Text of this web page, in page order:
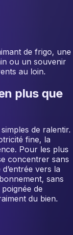
de frigo, une
ou un souvenir
au loin.
plus que
de ralentir.
fine, la
Pour les plus
concentrer sans
vers la
sans
de
du bien.